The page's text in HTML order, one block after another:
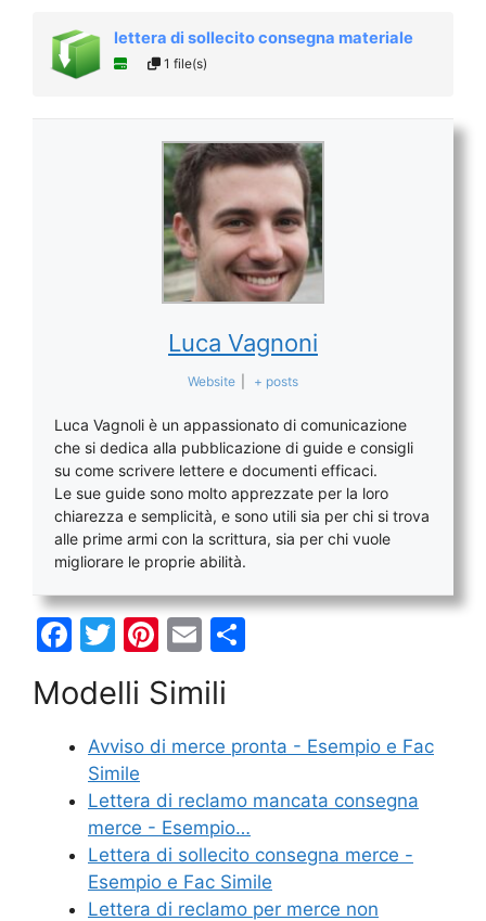
lettera di sollecito consegna materiale
1 file(s)
Luca Vagnoni
Website + posts
Luca Vagnoli è un appassionato di comunicazione
che si dedica alla pubblicazione di guide e consigli
su come scrivere lettere e documenti efficaci.
Le sue guide sono molto apprezzate per la loro
chiarezza e semplicità, e sono utili sia per chi si trova
alle prime armi con la scrittura, sia per chi vuole
migliorare le proprie abilità.
F
c
e
b
o
o
k
T
itt
er
Pi
er
e
E
ai
l
di
di
Modelli Simili
Avviso di merce pronta - Esempio e Fac
Simile
Lettera di reclamo mancata consegna
merce - Esempio…
Lettera di sollecito consegna merce -
Esempio e Fac Simile
Lettera di reclamo per merce non